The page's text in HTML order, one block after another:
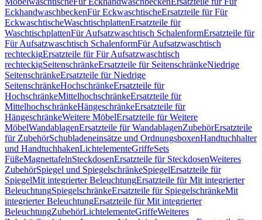
EckhandwaschbeckenFür EckwaschtischeErsatzteile für Für
EckwaschtischeWaschtischplattenErsatzteile für
WaschtischplattenFür Aufsatzwaschtisch SchalenformErsatzteile für
Für Aufsatzwaschtisch SchalenformFür Aufsatzwaschtisch
rechteckigErsatzteile für Für Aufsatzwaschtisch
rechteckigSeitenschränkeErsatzteile für SeitenschränkeNiedrige
SeitenschränkeErsatzteile für Niedrige
SeitenschränkeHochschränkeErsatzteile für
HochschränkeMittelhochschränkeErsatzteile für
MittelhochschränkeHängeschränkeErsatzteile für
HängeschränkeWeitere MöbelErsatzteile für Weitere
MöbelWandablagenErsatzteile für WandablagenZubehörErsatzteile
für ZubehörSchubladeneinsätze und OrdnungsboxenHandtuchhalter
und HandtuchhakenLichtelementeGriffeSets
FüßeMagnettafelnSteckdosenErsatzteile für SteckdosenWeiteres
ZubehörSpiegel und SpiegelschränkeSpiegelErsatzteile für
SpiegelMit integrierter BeleuchtungErsatzteile für Mit integrierter
BeleuchtungSpiegelschränkeErsatzteile für SpiegelschränkeMit
integrierter BeleuchtungErsatzteile für Mit integrierter
BeleuchtungZubehörLichtelementeGriffeWeiteres